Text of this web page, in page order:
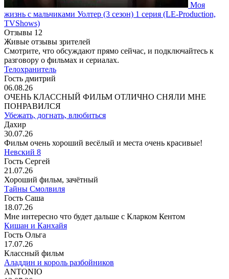
Моя
жизнь с мальчиками Уолтер (3 сезон) 1 серия (LE-Production,
TVShows)
Отзывы 12
Живые отзывы зрителей
Смотрите, что обсуждают прямо сейчас, и подключайтесь к
разговору о фильмах и сериалах.
Телохранитель
Гость дмитрий
06.08.26
ОЧЕНЬ КЛАССНЫЙ ФИЛЬМ ОТЛИЧНО СНЯЛИ МНЕ
ПОНРАВИЛСЯ
Убежать, догнать, влюбиться
Дахир
30.07.26
Фильм очень хороший весёлый и места очень красивые!
Невский 8
Гость Сергей
21.07.26
Хороший фильм, зачётный
Тайны Смолвиля
Гость Саша
18.07.26
Мне интересно что будет дальше с Кларком Кентом
Кишан и Канхайя
Гость Ольга
17.07.26
Классный фильм
Аладдин и король разбойников
ANTONIO